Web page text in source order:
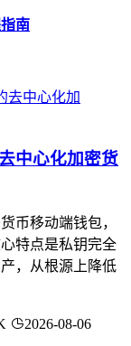
南
中心化加密货
币移动端钱包，
特点是私钥完全
，从根源上降低
2026-08-06